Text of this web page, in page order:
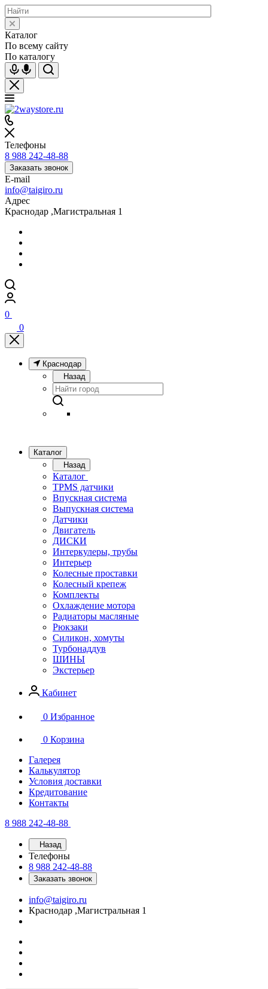
Каталог
По всему сайту
По каталогу
Телефоны
8 988 242-48-88
Заказать звонок
E-mail
info@taigiro.ru
Адрес
Краснодар ,Магистральная 1
0
0
Краснодар
Назад
Каталог
Назад
Каталог
TPMS датчики
Впускная система
Выпускная система
Датчики
Двигатель
ДИСКИ
Интеркулеры, трубы
Интерьер
Колесные проставки
Колесный крепеж
Комплекты
Охлаждение мотора
Радиаторы масляные
Рюкзаки
Силикон, хомуты
Турбонаддув
ШИНЫ
Экстерьер
Кабинет
0 Избранное
0 Корзина
Галерея
Калькулятор
Условия доставки
Кредитование
Контакты
8 988 242-48-88
Назад
Телефоны
8 988 242-48-88
Заказать звонок
info@taigiro.ru
Краснодар ,Магистральная 1